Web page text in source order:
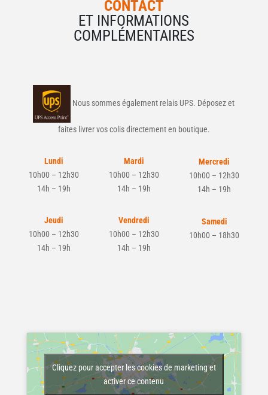
CONTACT
ET INFORMATIONS
COMPLÉMENTAIRES
Nous sommes également relais UPS. Déposez et
faites livrer vos colis directement en boutique.
Lundi
10h00 – 12h30
14h – 19h
Mardi
10h00 – 12h30
14h – 19h
Mercredi
10h00 – 12h30
14h – 19h
Jeudi
10h00 – 12h30
14h – 19h
Vendredi
10h00 – 12h30
14h – 19h
Samedi
10h00 – 18h30
Cliquez pour accepter les cookies de marketing et
activer ce contenu